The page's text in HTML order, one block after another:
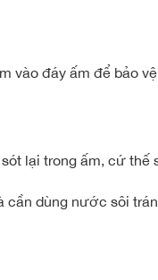
vào đáy ấm để bảo
lại trong ấm, cứ thế
cần dùng nước sôi